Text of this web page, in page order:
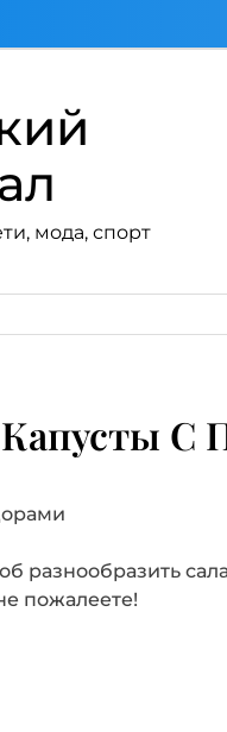
мода, спорт
С
разнообразить
пожалеете!